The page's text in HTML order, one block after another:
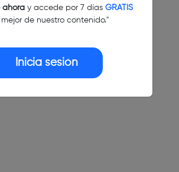
ahoray accede por 7 días GRATIS
de nuestro contenido."
Inicia sesión